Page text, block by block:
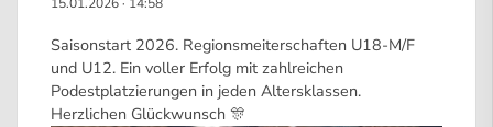
Saisonstart 2026. Regionsmeiterschaften U18-M/F
und U12. Ein voller Erfolg mit zahlreichen
Podestplatzierungen in jeden Altersklassen.
Herzlichen Glückwunsch 🎊